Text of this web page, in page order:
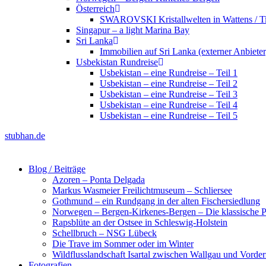
Österreich
SWAROVSKI Kristallwelten in Wattens /
Singapur – a light Marina Bay
Sri Lanka
Immobilien auf Sri Lanka (externer
Usbekistan Rundreise
Usbekistan – eine Rundreise – Teil 1
Usbekistan – eine Rundreise – Teil 2
Usbekistan – eine Rundreise – Teil 3
Usbekistan – eine Rundreise – Teil 4
Usbekistan – eine Rundreise – Teil 5
stubhan.de
Blog / Beiträge
Azoren – Ponta Delgada
Markus Wasmeier Freilichtmuseum – Schliersee
Gothmund – ein Rundgang in der alten Fischersiedlung
Norwegen – Bergen-Kirkenes-Bergen – Die klassische
Rapsblüte an der Ostsee in Schleswig-Holstein
Schellbruch – NSG Lübeck
Die Trave im Sommer oder im Winter
Wildflusslandschaft Isartal zwischen Wallgau und